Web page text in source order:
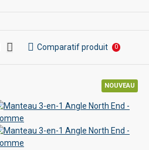
Comparatif produit 0
NOUVEAU